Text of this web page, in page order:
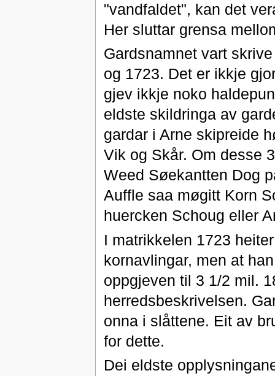
"vandfaldet", kan det
Her sluttar grensa
Gardsnamnet vart
og 1723. Det er ikkje
gjev ikkje noko
eldste skildringa av
gardar i Arne skipreide
Vik og Skår. Om desse
Weed Søekantten Dog
Auffle saa møgitt Korn
huercken Schoug eller
I matrikkelen 1723
kornavlingar, men at
oppgjeven til 3 1/2 mil.
herredsbeskrivelsen.
onna i slåttene. Eit av
for dette.
Dei eldste